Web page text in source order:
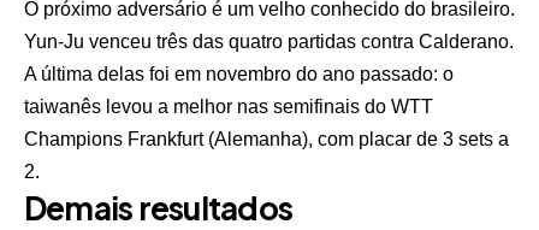
O próximo adversário é um velho conhecido do brasileiro.
Yun-Ju venceu três das quatro partidas contra Calderano.
A última delas foi em novembro do ano passado: o
taiwanês levou a melhor nas semifinais do WTT
Champions Frankfurt (Alemanha), com placar de 3 sets a
2.
Demais resultados